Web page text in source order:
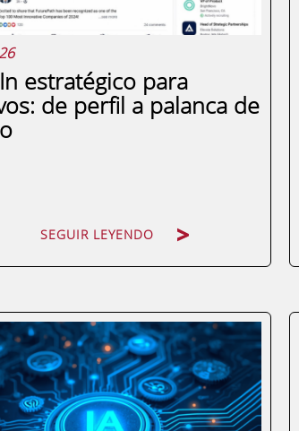
estratégico para
de perfil a palanca de
SEGUIR LEYENDO
de los directivos tiene perfil en
Muy pocos lo usan de forma
algo. No conexiones
ni likes de conocidos, sino
reales: clientes, alianzas,